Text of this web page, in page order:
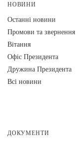
НОВИНИ
Останні новини
Промови та звернення
Вiтання
Офіс Президента
Дружина Президента
Всі новини
ДОКУМЕНТИ